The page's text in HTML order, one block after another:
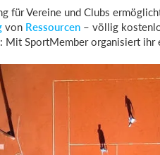
für Vereine und Clubs
von Ressourcen – völlig
Mit SportMember organisiert